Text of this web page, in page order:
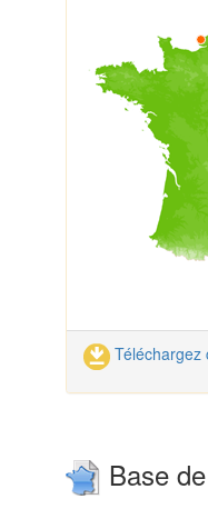
Téléchargez
Base